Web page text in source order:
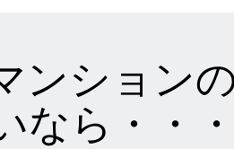
ンション
なら・・・